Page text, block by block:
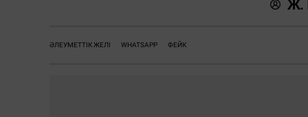
Ж.
ӘЛЕУМЕТТІК ЖЕЛІ WHATSAPP ФЕЙК